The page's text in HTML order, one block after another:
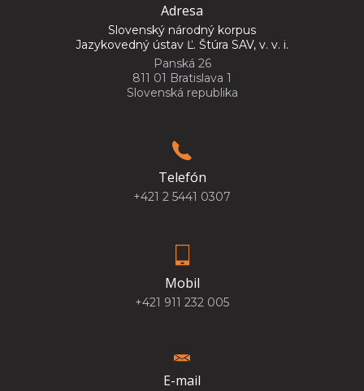
Adresa
Slovenský národný korpus
Jazykovedný ústav Ľ. Štúra SAV, v. v. i.
Panská 26
811 01 Bratislava 1
Slovenská republika
Telefón
+421 2 5441 0307
Mobil
+421 911 232 005
E-mail